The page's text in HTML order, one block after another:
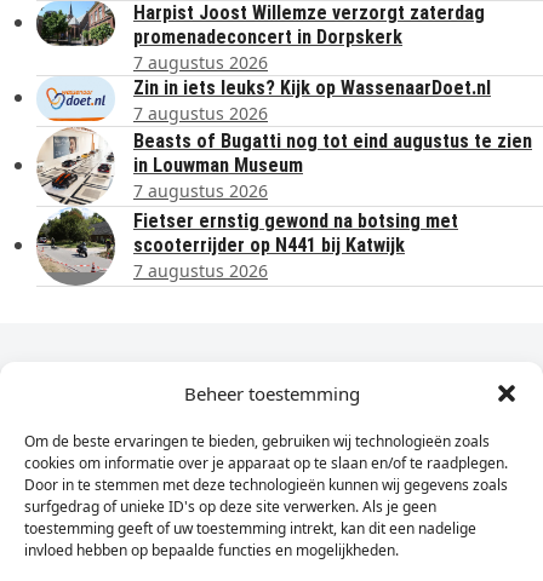
Beheer toestemming
Om de beste ervaringen te bieden, gebruiken wij technologieën zoals
cookies om informatie over je apparaat op te slaan en/of te raadplegen.
Door in te stemmen met deze technologieën kunnen wij gegevens zoals
surfgedrag of unieke ID's op deze site verwerken. Als je geen
toestemming geeft of uw toestemming intrekt, kan dit een nadelige
invloed hebben op bepaalde functies en mogelijkheden.
Harpist Joost Willemze verzorgt zaterdag
promenadeconcert in Dorpskerk
7 augustus 2026
Zin in iets leuks? Kijk op WassenaarDoet.nl
7 augustus 2026
Beasts of Bugatti nog tot eind augustus te zien
in Louwman Museum
7 augustus 2026
Fietser ernstig gewond na botsing met
scooterrijder op N441 bij Katwijk
7 augustus 2026
Dagelijks het laatste nieuws in je e-mail?
Vul
hier
je
e-
mailadres
Sign Up